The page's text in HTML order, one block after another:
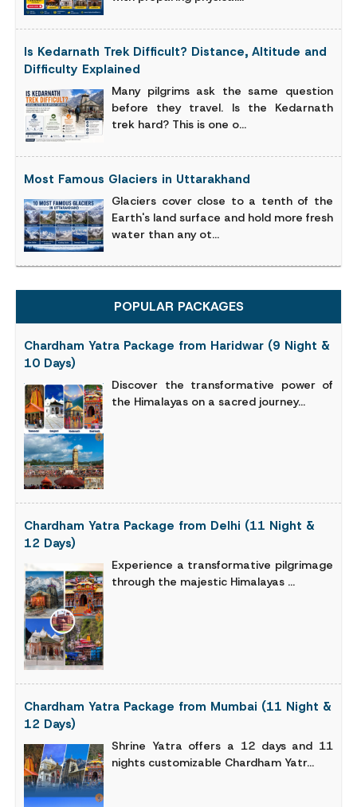
Is Kedarnath Trek Difficult? Distance, Altitude and
Difficulty Explained
Many pilgrims ask the same question
before they travel. Is the Kedarnath
trek hard? This is one o...
Most Famous Glaciers in Uttarakhand
Glaciers cover close to a tenth of the
Earth's land surface and hold more fresh
water than any ot...
POPULAR PACKAGES
Chardham Yatra Package from Haridwar (9 Night &
10 Days)
Discover the transformative power of
the Himalayas on a sacred journey...
Chardham Yatra Package from Delhi (11 Night &
12 Days)
Experience a transformative pilgrimage
through the majestic Himalayas ...
Chardham Yatra Package from Mumbai (11 Night &
12 Days)
Shrine Yatra offers a 12 days and 11
nights customizable Chardham Yatr...